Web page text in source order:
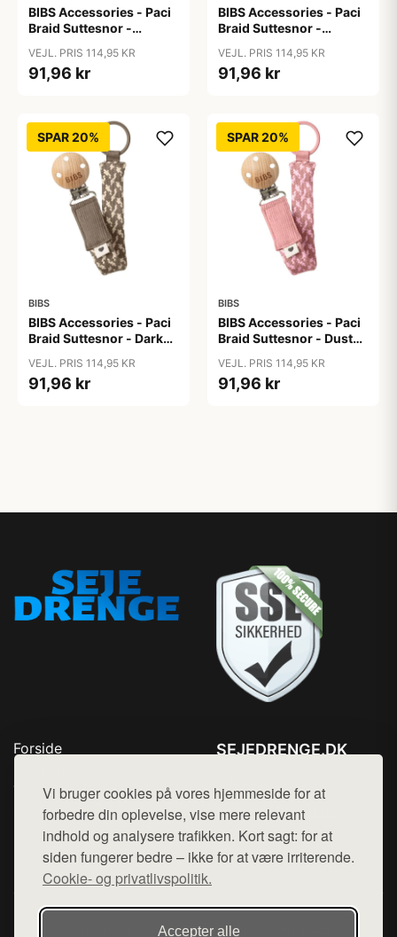
Vi bruger cookies på vores hjemmeside for at
forbedre din oplevelse, vise mere relevant
indhold og analysere trafikken. Kort sagt: for at
siden fungerer bedre – ikke for at være irriterende.
Cookie- og privatlivspolitik.
Accepter alle
BIBS Accessories - Paci
Braid Suttesnor -
VEJL. PRIS 114,95 KR
91,96 kr
BIBS Accessories - Paci
Braid Suttesnor -
VEJL. PRIS 114,95 KR
91,96 kr
SPAR 20%
BIBS
BIBS Accessories - Paci
Braid Suttesnor - Dark
VEJL. PRIS 114,95 KR
91,96 kr
SPAR 20%
BIBS
BIBS Accessories - Paci
Braid Suttesnor - Dusty
VEJL. PRIS 114,95 KR
91,96 kr
Forside
Top Rabatter
Kontakt
SEJEDRENGE.DK
Mail: hej@want.dk
Cookie- og privatlivspolitik
Denne side er en del af want.dk, der udgiver en række